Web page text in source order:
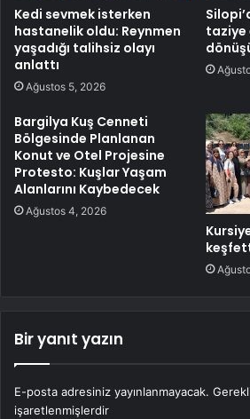
Kedi sevmek isterken
hastanelik oldu: Reynmen
yaşadığı talihsiz olayı
anlattı
Ağustos 5, 2026
taziye
Bargilya Kuş Cenneti
Bölgesinde Planlanan
Konut ve Otel Projesine
Protesto: Kuşlar Yaşam
Alanlarını Kaybedecek
Ağustos 4, 2026
Bir yanıt yazın
E-posta adresiniz yayınlanmayacak.
işaretlenmişlerdir